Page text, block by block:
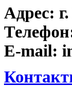
Адрес:
E-mail: